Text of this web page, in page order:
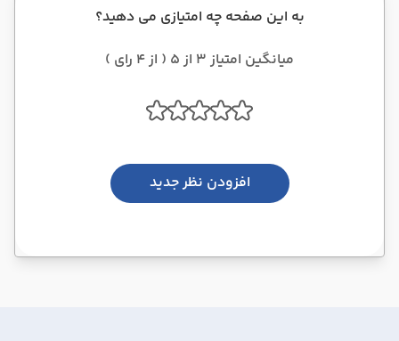
به این صفحه چه امتیازی می دهید؟
میانگین امتیاز 3 از 5 ( از 4 رای )
افزودن نظر جدید